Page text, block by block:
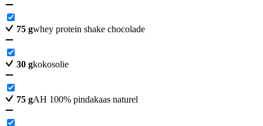
75 gwhey protein shake chocolade
30 gkokosolie
75 gAH 100% pindakaas naturel